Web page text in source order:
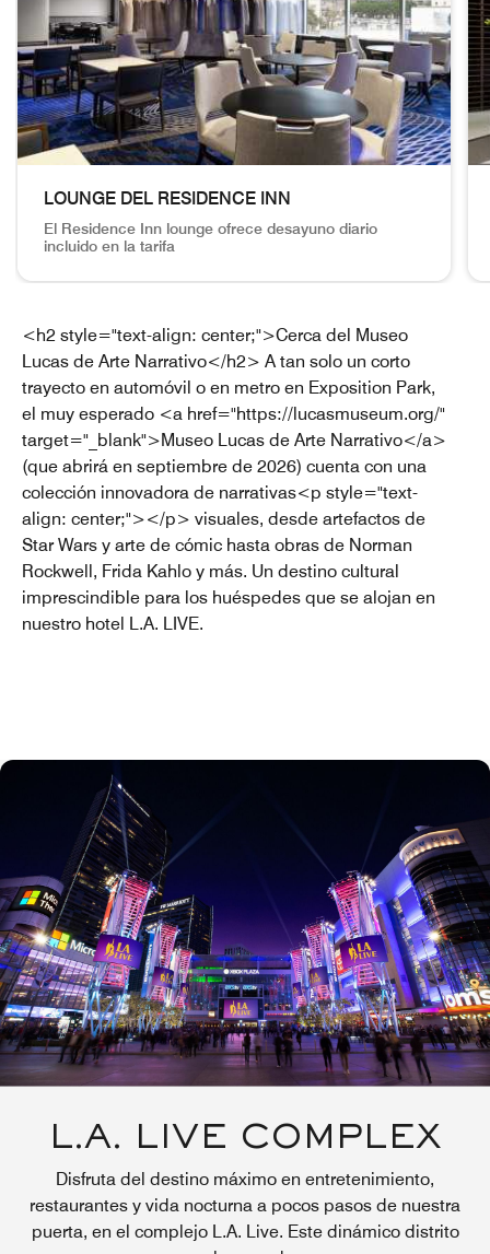
LOUNGE DEL RESIDENCE INN
El Residence Inn lounge ofrece desayuno diario
incluido en la tarifa
<h2 style="text-align: center;">Cerca del Museo
Lucas de Arte Narrativo</h2> A tan solo un corto
trayecto en automóvil o en metro en Exposition Park,
el muy esperado <a href="https://lucasmuseum.org/"
target="_blank">Museo Lucas de Arte Narrativo</a>
(que abrirá en septiembre de 2026) cuenta con una
colección innovadora de narrativas<p style="text-
align: center;"></p> visuales, desde artefactos de
Star Wars y arte de cómic hasta obras de Norman
Rockwell, Frida Kahlo y más. Un destino cultural
imprescindible para los huéspedes que se alojan en
nuestro hotel L.A. LIVE.
L.A. LIVE COMPLEX
Disfruta del destino máximo en entretenimiento,
restaurantes y vida nocturna a pocos pasos de nuestra
puerta, en el complejo L.A. Live. Este dinámico distrito